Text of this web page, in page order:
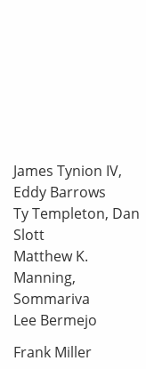
James Tynion IV,
Eddy Barrows
Ty Templeton, Dan
Slott
Matthew K.
Manning,
Sommariva
Lee Bermejo
Frank Miller